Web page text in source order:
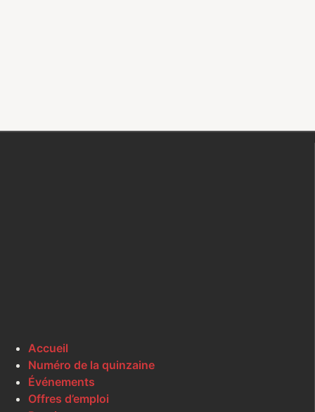
Accueil
Numéro de la quinzaine
Événements
Offres d’emploi